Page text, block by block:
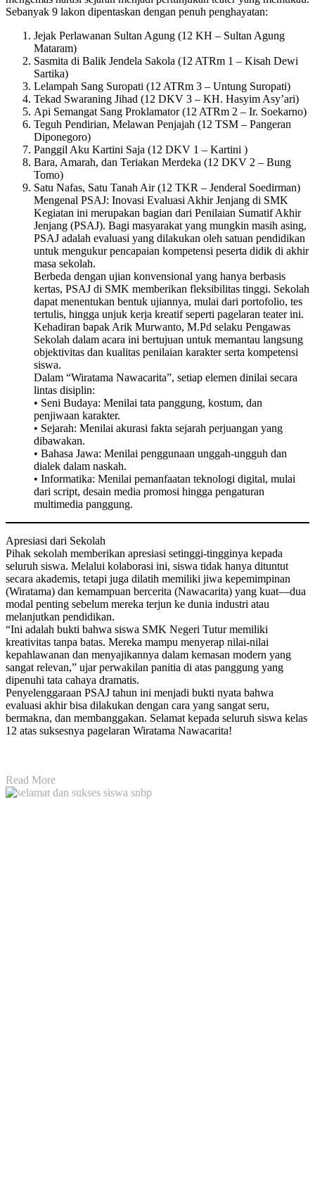
Sebanyak 9 lakon dipentaskan dengan penuh penghayatan:
Jejak Perlawanan Sultan Agung (12 KH – Sultan Agung
Mataram)
Sasmita di Balik Jendela Sakola (12 ATRm 1 – Kisah Dewi
Sartika)
Lelampah Sang Suropati (12 ATRm 3 – Untung Suropati)
Tekad Swaraning Jihad (12 DKV 3 – KH. Hasyim Asy’ari)
Api Semangat Sang Proklamator (12 ATRm 2 – Ir. Soekarno)
Teguh Pendirian, Melawan Penjajah (12 TSM – Pangeran
Diponegoro)
Panggil Aku Kartini Saja (12 DKV 1 – Kartini )
Bara, Amarah, dan Teriakan Merdeka (12 DKV 2 – Bung
Tomo)
Satu Nafas, Satu Tanah Air (12 TKR – Jenderal Soedirman)
Mengenal PSAJ: Inovasi Evaluasi Akhir Jenjang di SMK
Kegiatan ini merupakan bagian dari Penilaian Sumatif Akhir
Jenjang (PSAJ). Bagi masyarakat yang mungkin masih asing,
PSAJ adalah evaluasi yang dilakukan oleh satuan pendidikan
untuk mengukur pencapaian kompetensi peserta didik di akhir
masa sekolah.
Berbeda dengan ujian konvensional yang hanya berbasis
kertas, PSAJ di SMK memberikan fleksibilitas tinggi. Sekolah
dapat menentukan bentuk ujiannya, mulai dari portofolio, tes
tertulis, hingga unjuk kerja kreatif seperti pagelaran teater ini.
Kehadiran bapak Arik Murwanto, M.Pd selaku Pengawas
Sekolah dalam acara ini bertujuan untuk memantau langsung
objektivitas dan kualitas penilaian karakter serta kompetensi
siswa.
Dalam “Wiratama Nawacarita”, setiap elemen dinilai secara
lintas disiplin:
• Seni Budaya: Menilai tata panggung, kostum, dan
penjiwaan karakter.
• Sejarah: Menilai akurasi fakta sejarah perjuangan yang
dibawakan.
• Bahasa Jawa: Menilai penggunaan unggah-ungguh dan
dialek dalam naskah.
• Informatika: Menilai pemanfaatan teknologi digital, mulai
dari script, desain media promosi hingga pengaturan
multimedia panggung.
Apresiasi dari Sekolah
Pihak sekolah memberikan apresiasi setinggi-tingginya kepada
seluruh siswa. Melalui kolaborasi ini, siswa tidak hanya dituntut
secara akademis, tetapi juga dilatih memiliki jiwa kepemimpinan
(Wiratama) dan kemampuan bercerita (Nawacarita) yang kuat—dua
modal penting sebelum mereka terjun ke dunia industri atau
melanjutkan pendidikan.
“Ini adalah bukti bahwa siswa SMK Negeri Tutur memiliki
kreativitas tanpa batas. Mereka mampu menyerap nilai-nilai
kepahlawanan dan menyajikannya dalam kemasan modern yang
sangat relevan,” ujar perwakilan panitia di atas panggung yang
dipenuhi tata cahaya dramatis.
Penyelenggaraan PSAJ tahun ini menjadi bukti nyata bahwa
evaluasi akhir bisa dilakukan dengan cara yang sangat seru,
bermakna, dan membanggakan. Selamat kepada seluruh siswa kelas
12 atas suksesnya pagelaran Wiratama Nawacarita!
Read More